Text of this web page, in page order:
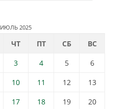
ИЮЛЬ 2025
ЧТ ПТ СБ
ВС
3 4 5
6
10 11 12
13
17 18 19
20